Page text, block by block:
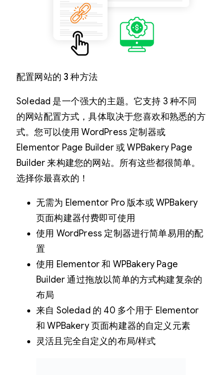
配置网站的 3 种方法
Soledad 是一个强大的主题。它支持 3 种不同
的网站配置方式，具体取决于您喜欢和熟悉的方
式。您可以使用 WordPress 定制器或
Elementor Page Builder 或 WPBakery Page
Builder 来构建您的网站。所有这些都很简单。
选择你最喜欢的！
无需为 Elementor Pro 版本或 WPBakery
页面构建器付费即可使用
使用 WordPress 定制器进行简单易用的配
置
使用 Elementor 和 WPBakery Page
Builder 通过拖放以简单的方式构建复杂的
布局
来自 Soledad 的 40 多个用于 Elementor
和 WPBakery 页面构建器的自定义元素
灵活且完全自定义的布局/样式